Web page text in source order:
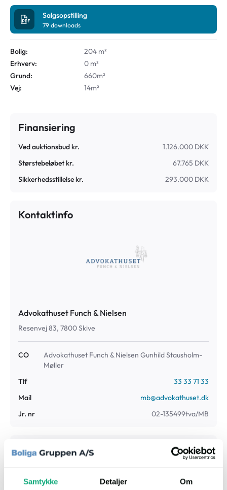
Samtykke Detaljer Om
Salgsopstilling
79 downloads
Bolig:
204 m²
Erhverv:
0 m²
Grund:
660m²
Vej:
14m²
Finansiering
Ved auktionsbud kr.
1.126.000 DKK
Størstebeløbet kr.
67.765 DKK
Sikkerhedsstillelse kr.
293.000 DKK
Kontaktinfo
Advokathuset Funch & Nielsen
Resenvej 83, 7800 Skive
CO
Advokathuset Funch & Nielsen Gunhild Stausholm-
Møller
Tlf
33 33 71 33
Mail
mb@advokathuset.dk
Jr. nr
02-135499tva/MB
Fogedret
Retten i Holstebro
Stationsvej 58, 7500, Holstebro